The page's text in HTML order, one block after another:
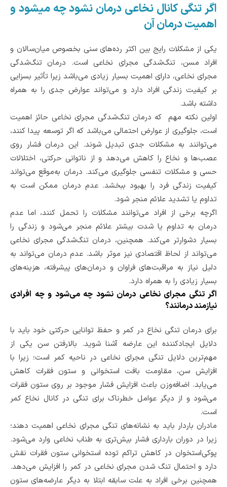
اگر تنگی کانال نخاعی درمان نشود چه میشود و
اهمیت درمان آن
یکی از مشکلات رایج بین اکثر رده‌های سنی بخصوص میان‌سالان و
افراد مسن، تنگ‌شدگی مجرای نخاعی است. درمان تنگ‌شدگی
مجرای نخاعی، دارای اهمیت بسیار زیادی می‌باشد زیرا تأثیر بسزایی
بر کیفیت زندگی افراد دارد و می‌تواند عوارض جدی را به همراه
داشته باشد.
اولین نکته مهم که درمان تنگ‌شدگی مجرای نخاعی حائز اهمیت
است، جلوگیری از عوارض احتمالی می‌باشد که اگر توسعه پیدا کنند،
می‌توانند به مشکلات جدی تبدیل شوند. این درمان فشار روی
عصب‌ها و نخاع را کاهش می‌دهد و از ناتوانی حرکتی، اختلالات
حسی و مشکلات تنفسی جلوگیری می‌کند. درمان به‌موقع می‌تواند
کیفیت زندگی فرد را بهبود ببخشد. عدم درمان ممکن است به
تداوم یا تشدید علائم منجر شود.
اگرچه برخی از افراد می‌توانند مشکلات را تحمل کنند، اما عدم
درمان به تداوم یا شدت بیشتر علائم منجر می‌شود و زندگی را
بسیار دشوارتر می‌کند. همچنین، درمان تنگ‌شدگی مجرای نخاعی
می‌تواند از لحاظ اقتصادی نیز موثر باشد. عدم درمان می‌تواند به
دلیل نیاز به مراقبت‌های فراوان و درمان‌های پیشرفته، هزینه‌های
بسیار زیادی را به همراه دارد.
اگر تنگی مجرای نخاعی درمان نشود چه می‌شود و چه افرادی
نیازمند درمانند؟
برای درمان تنگی نخاع در کمر و حفظ توانایی حرکتی خود باید با
دلایل ایجادکننده این عارضه آشنا شوید. بالارفتن سن یکی از
مهم‌ترین دلایل تنگی مجرای نخاعی در ناحیه کمر است؛ زیرا با
افزایش سن، مقاومت بافت استخوانی و ستون فقرات کاهش
می‌یابد. اضافه‌وزن باعث افزایش فشار موجود بر روی ستون فقرات
می‌‌شود و از دیگر عوامل خطرناک برای تنگی در کانال نخاع کمر
است‌.
مادران باردار باید به نشانه‌های تنگی مجرای نخاعی اهمیت دهند؛
زیرا در دوران بارداری فشار بیش‌تری به طناب نخاعی وارد می‌شود.
پوکی‌استخوان در کاهش تراکم توده استخوانی ستون فقرات نقش
دارد و احتمال تنگ شدن مجرای نخاعی در کمر را افزایش می‌دهد.
همچنین برخی افراد به علت سابقه ابتلا به دیگر عارضه‌های ستون